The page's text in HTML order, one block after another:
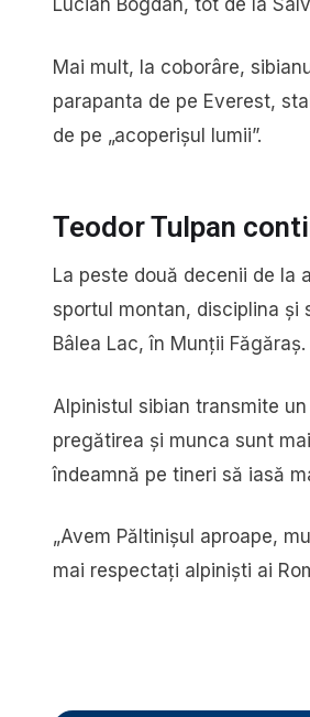
Lucian Bogdan, tot de la
Mai mult, la coborâre,
parapanta de pe Everest,
de pe „acoperișul lumii”.
Teodor Tulpan
La peste două decenii de la
sportul montan, disciplina și
Bâlea Lac, în Munții Făgăraș.
Alpinistul sibian transmite
pregătirea și munca sunt
îndeamnă pe tineri să iasă
„Avem Păltinișul aproape,
mai respectați alpiniști ai